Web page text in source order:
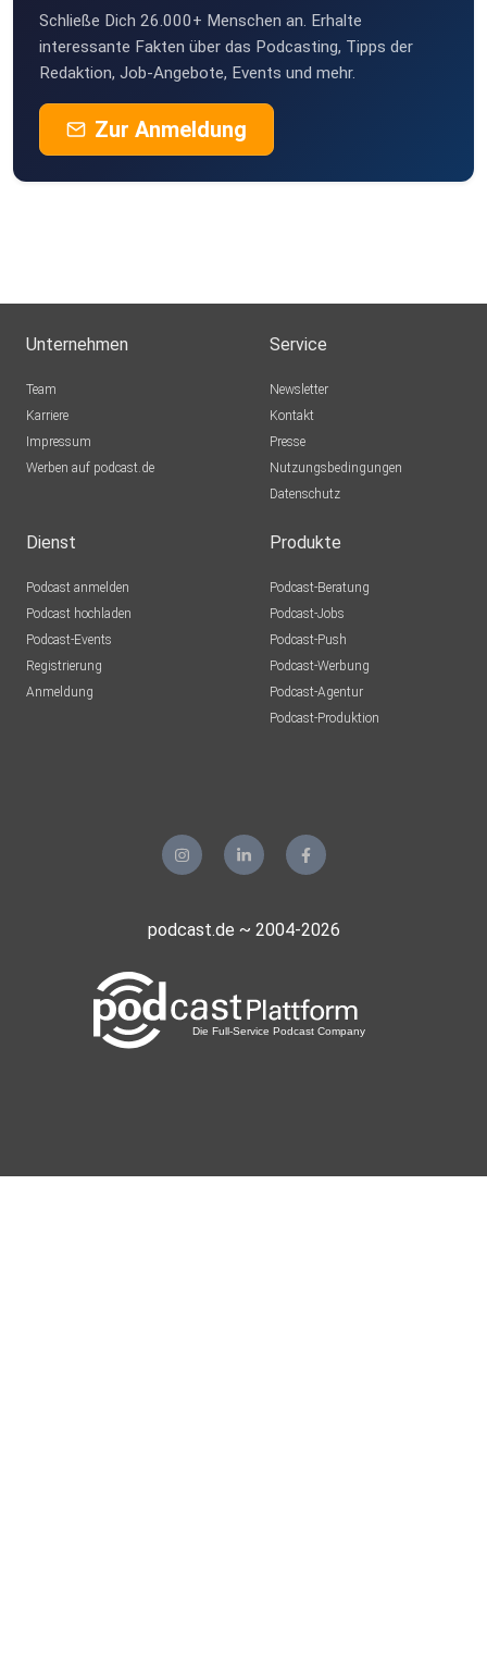
Schließe Dich 26.000+ Menschen an. Erhalte
interessante Fakten über das Podcasting, Tipps der
Redaktion, Job-Angebote, Events und mehr.
Zur Anmeldung
Unternehmen
Team
Karriere
Impressum
Werben auf podcast.de
Service
Newsletter
Kontakt
Presse
Nutzungsbedingungen
Datenschutz
Dienst
Podcast anmelden
Podcast hochladen
Podcast-Events
Registrierung
Anmeldung
Produkte
Podcast-Beratung
Podcast-Jobs
Podcast-Push
Podcast-Werbung
Podcast-Agentur
Podcast-Produktion
podcast.de ~ 2004-2026